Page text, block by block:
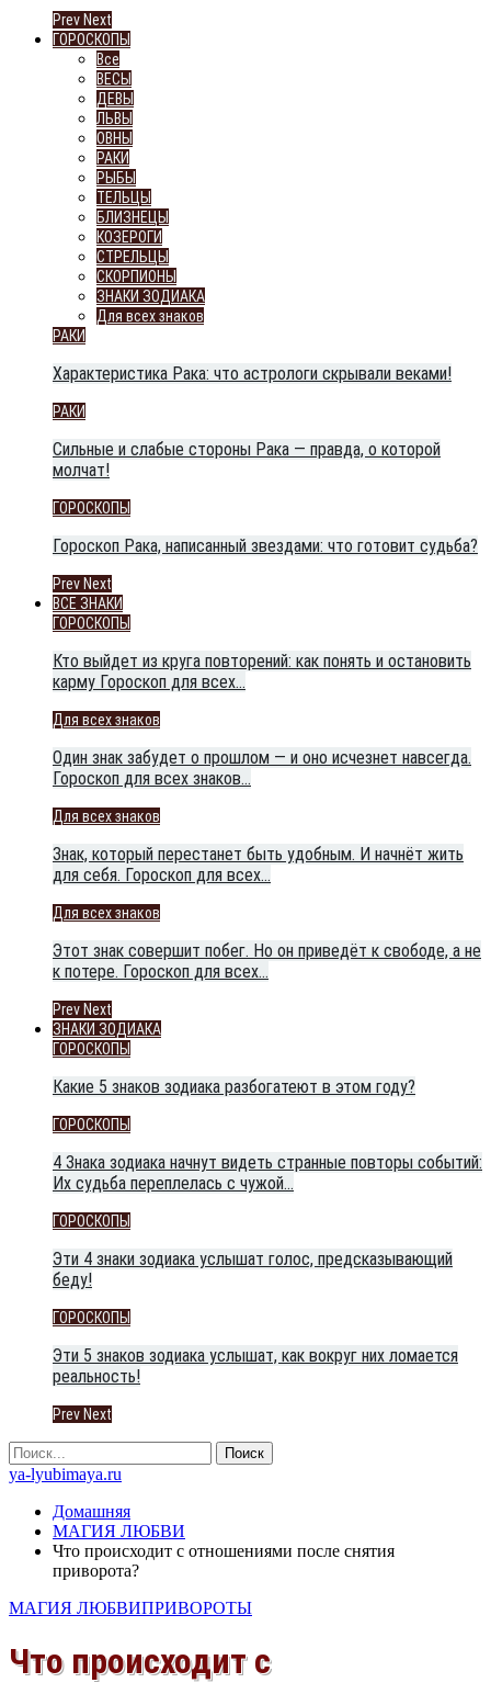
Prev Next
ГОРОСКОПЫ
Все
ВЕСЫ
ДЕВЫ
ЛЬВЫ
ОВНЫ
РАКИ
РЫБЫ
ТЕЛЬЦЫ
БЛИЗНЕЦЫ
КОЗЕРОГИ
СТРЕЛЬЦЫ
СКОРПИОНЫ
ЗНАКИ ЗОДИАКА
Для всех знаков
РАКИ
Характеристика Рака: что астрологи скрывали веками!
РАКИ
Сильные и слабые стороны Рака — правда, о которой
молчат!
ГОРОСКОПЫ
Гороскоп Рака, написанный звездами: что готовит судьба?
Prev Next
ВСЕ ЗНАКИ
ГОРОСКОПЫ
Кто выйдет из круга повторений: как понять и остановить
карму Гороскоп для всех…
Для всех знаков
Один знак забудет о прошлом — и оно исчезнет навсегда.
Гороскоп для всех знаков…
Для всех знаков
Знак, который перестанет быть удобным. И начнёт жить
для себя. Гороскоп для всех…
Для всех знаков
Этот знак совершит побег. Но он приведёт к свободе, а не
к потере. Гороскоп для всех…
Prev Next
ЗНАКИ ЗОДИАКА
ГОРОСКОПЫ
Какие 5 знаков зодиака разбогатеют в этом году?
ГОРОСКОПЫ
4 Знака зодиака начнут видеть странные повторы событий:
Их судьба переплелась с чужой…
ГОРОСКОПЫ
Эти 4 знаки зодиака услышат голос, предсказывающий
беду!
ГОРОСКОПЫ
Эти 5 знаков зодиака услышат, как вокруг них ломается
реальность!
Prev Next
ya-lyubimaya.ru
Домашняя
МАГИЯ ЛЮБВИ
Что происходит с отношениями после снятия
приворота?
МАГИЯ ЛЮБВИПРИВОРОТЫ
Что происходит с